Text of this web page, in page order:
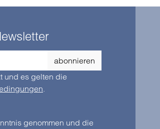
abonnieren
und es gelten die
.